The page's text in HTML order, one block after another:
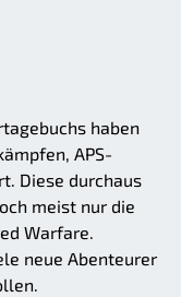
haben
APS-
Diese durchaus
meist nur die
Warfare.
neue Abenteurer